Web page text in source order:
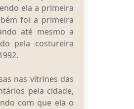
ela a primeira
foi a primeira
até mesmo a
pela costureira
nas vitrines das
pela cidade,
com que ela o